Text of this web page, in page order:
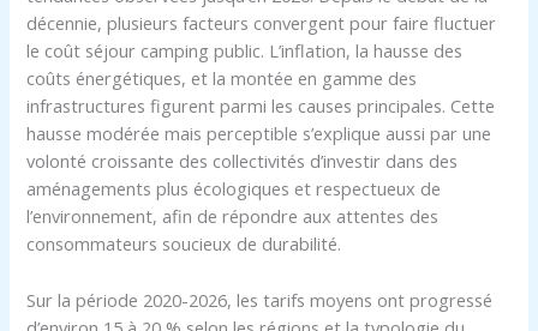
décennie, plusieurs facteurs convergent pour faire fluctuer
le coût séjour camping public. L’inflation, la hausse des
coûts énergétiques, et la montée en gamme des
infrastructures figurent parmi les causes principales. Cette
hausse modérée mais perceptible s’explique aussi par une
volonté croissante des collectivités d’investir dans des
aménagements plus écologiques et respectueux de
l’environnement, afin de répondre aux attentes des
consommateurs soucieux de durabilité.
Sur la période 2020-2026, les tarifs moyens ont progressé